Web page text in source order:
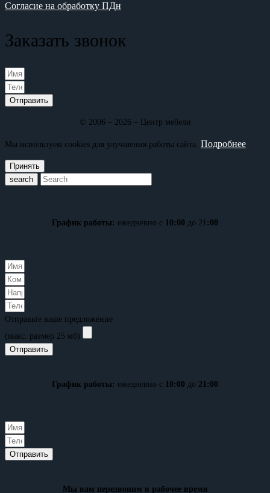
Согласие на обработку ПДн
Заказать звонок
Отправить
© 2006 – 2026 – Центр мебели
Мы используем cookies для улучшения работы сайта. Подробнее
Принять
search
График работы: ежедневно с 10:00 до 21 :00
Отправьте ваше предложение
(макс. размер 25 мб)
Отправить
График работы: ежедневно с 10:00 до 21:00
Отправить
Мы вам перезвоним в рабочее время